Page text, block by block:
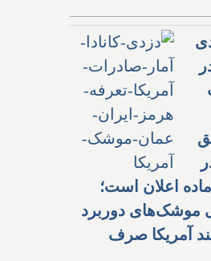
اعلان است؛
موشک‌های دوربرد
آمریکا صرف